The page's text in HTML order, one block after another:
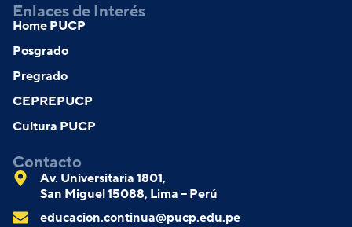
Enlaces de Interés
Home PUCP
Posgrado
Pregrado
CEPREPUCP
Cultura PUCP
Contacto
Av. Universitaria 1801,
San Miguel 15088, Lima – Perú
educacion.continua@pucp.edu.pe